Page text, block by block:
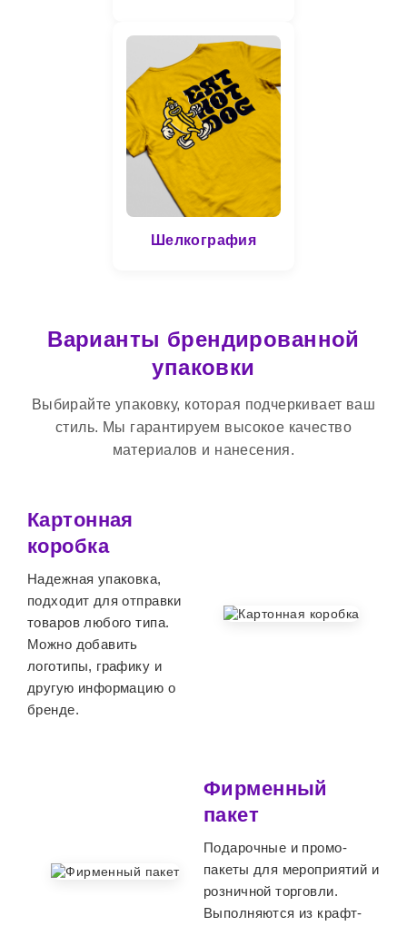
Шелкография
Варианты брендированной
упаковки
Выбирайте упаковку, которая подчеркивает ваш
стиль. Мы гарантируем высокое качество
материалов и нанесения.
Картонная
коробка
Надежная упаковка,
подходит для отправки
товаров любого типа.
Можно добавить
логотипы, графику и
другую информацию о
бренде.
Фирменный
пакет
Подарочные и промо-
пакеты для мероприятий и
розничной торговли.
Выполняются из крафт-